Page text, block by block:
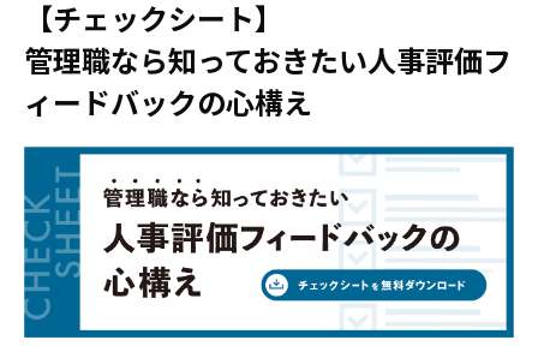
【チェックシート】
管理職なら知っておきたい人事評価フ
ィードバックの心構え